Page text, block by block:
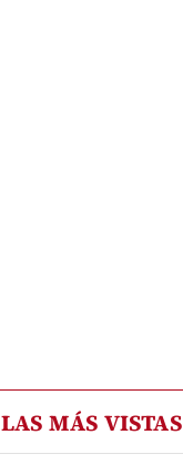
LAS MÁS VISTAS